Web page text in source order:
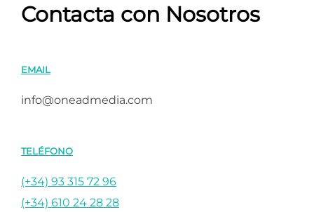
Contacta con Nosotros
EMAIL
info@oneadmedia.com
TELÉFONO
(+34) 93 315 72 96
(+34) 610 24 28 28